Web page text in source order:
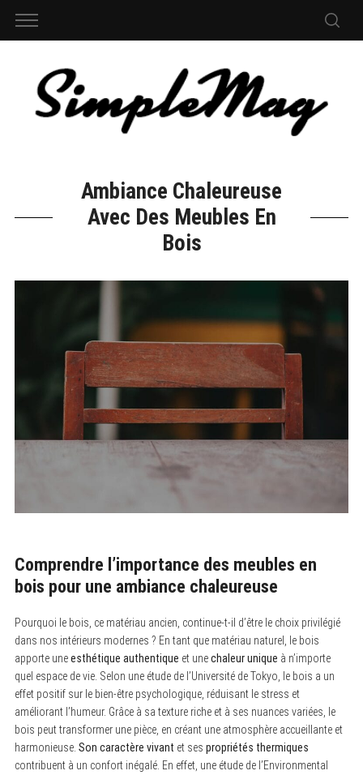
Ambiance Chaleureuse
Avec Des Meubles En
Bois
Comprendre l’importance des meubles en
bois pour une ambiance chaleureuse
Pourquoi le bois, ce matériau ancien, continue-t-il d’être le choix privilégié
dans nos intérieurs modernes ? En tant que matériau naturel, le bois
apporte uneesthétique authentique et unechaleur unique à n’importe
quel espace de vie. Selon une étude de l’Université de Tokyo, le bois a un
effet positif sur le bien-être psychologique, réduisant le stress et
améliorant l’humeur. Grâce à sa texture riche et à ses nuances variées, le
bois peut transformer une pièce, en créant une atmosphère accueillante et
harmonieuse. Son caractère vivant et ses propriétés thermiques
contribuent à un confort inégalé. En effet, une étude de l’Environmental